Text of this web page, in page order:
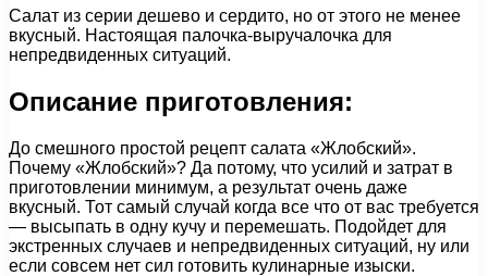
Салат из серии дешево и сердито, но от этого не менее
вкусный. Настоящая палочка-выручалочка для
непредвиденных ситуаций.
Описание приготовления:
До смешного простой рецепт салата «Жлобский».
Почему «Жлобский»? Да потому, что усилий и затрат в
приготовлении минимум, а результат очень даже
вкусный. Тот самый случай когда все что от вас требуется
— высыпать в одну кучу и перемешать. Подойдет для
экстренных случаев и непредвиденных ситуаций, ну или
если совсем нет сил готовить кулинарные изыски.